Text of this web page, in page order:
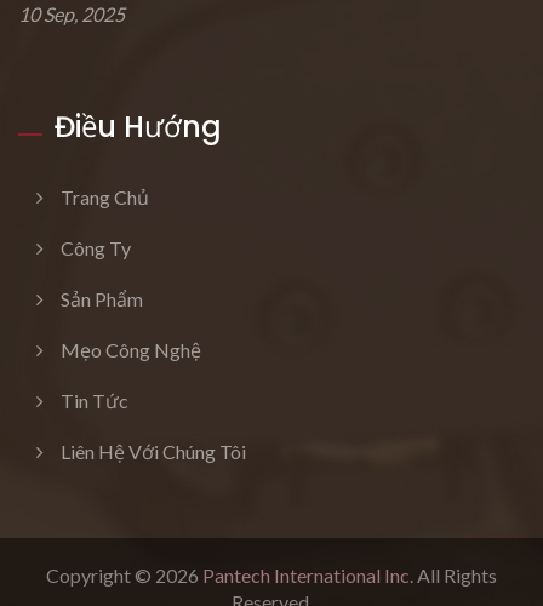
10 Sep, 2025
Điều Hướng
Trang Chủ
Công Ty
Sản Phẩm
Mẹo Công Nghệ
Tin Tức
Liên Hệ Với Chúng Tôi
Copyright © 2026 Pantech International Inc.All Rights